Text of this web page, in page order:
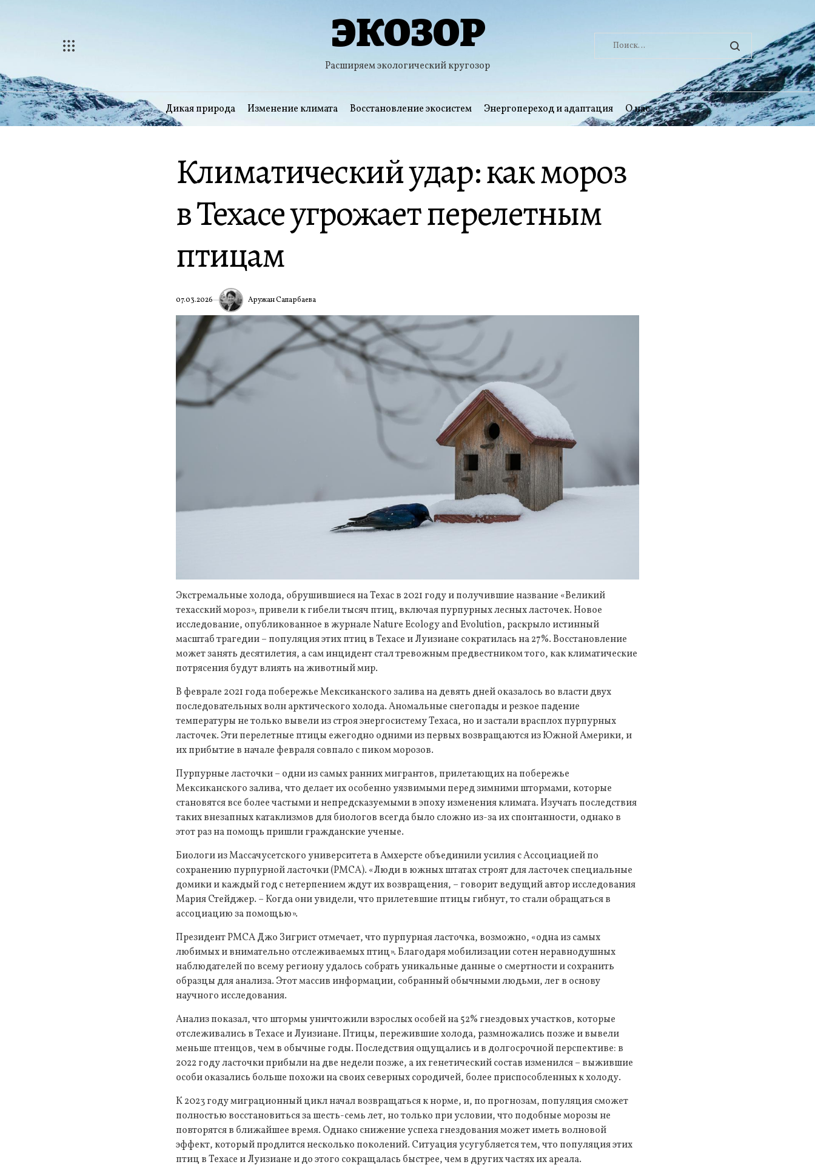
ЭКОЗОР
Расширяем экологический кругозор
Найти:
Дикая природа Изменение климата Восстановление экосистем Энергопереход и адаптация О нас
Климатический удар: как мороз
в Техасе угрожает перелетным
птицам
07.03.2026 Аружан Сапарбаева
Экстремальные холода, обрушившиеся на Техас в 2021 году и получившие название «Великий
техасский мороз», привели к гибели тысяч птиц, включая пурпурных лесных ласточек. Новое
исследование, опубликованное в журнале Nature Ecology and Evolution, раскрыло истинный
масштаб трагедии – популяция этих птиц в Техасе и Луизиане сократилась на 27%. Восстановление
может занять десятилетия, а сам инцидент стал тревожным предвестником того, как климатические
потрясения будут влиять на животный мир.
В феврале 2021 года побережье Мексиканского залива на девять дней оказалось во власти двух
последовательных волн арктического холода. Аномальные снегопады и резкое падение
температуры не только вывели из строя энергосистему Техаса, но и застали врасплох пурпурных
ласточек. Эти перелетные птицы ежегодно одними из первых возвращаются из Южной Америки, и
их прибытие в начале февраля совпало с пиком морозов.
Пурпурные ласточки – одни из самых ранних мигрантов, прилетающих на побережье
Мексиканского залива, что делает их особенно уязвимыми перед зимними штормами, которые
становятся все более частыми и непредсказуемыми в эпоху изменения климата. Изучать последствия
таких внезапных катаклизмов для биологов всегда было сложно из-за их спонтанности, однако в
этот раз на помощь пришли гражданские ученые.
Биологи из Массачусетского университета в Амхерсте объединили усилия с Ассоциацией по
сохранению пурпурной ласточки (PMCA). «Люди в южных штатах строят для ласточек специальные
домики и каждый год с нетерпением ждут их возвращения, – говорит ведущий автор исследования
Мария Стейджер. – Когда они увидели, что прилетевшие птицы гибнут, то стали обращаться в
ассоциацию за помощью».
Президент PMCA Джо Зигрист отмечает, что пурпурная ласточка, возможно, «одна из самых
любимых и внимательно отслеживаемых птиц». Благодаря мобилизации сотен неравнодушных
наблюдателей по всему региону удалось собрать уникальные данные о смертности и сохранить
образцы для анализа. Этот массив информации, собранный обычными людьми, лег в основу
научного исследования.
Анализ показал, что штормы уничтожили взрослых особей на 52% гнездовых участков, которые
отслеживались в Техасе и Луизиане. Птицы, пережившие холода, размножались позже и вывели
меньше птенцов, чем в обычные годы. Последствия ощущались и в долгосрочной перспективе: в
2022 году ласточки прибыли на две недели позже, а их генетический состав изменился – выжившие
особи оказались больше похожи на своих северных сородичей, более приспособленных к холоду.
К 2023 году миграционный цикл начал возвращаться к норме, и, по прогнозам, популяция сможет
полностью восстановиться за шесть-семь лет, но только при условии, что подобные морозы не
повторятся в ближайшее время. Однако снижение успеха гнездования может иметь волновой
эффект, который продлится несколько поколений. Ситуация усугубляется тем, что популяция этих
птиц в Техасе и Луизиане и до этого сокращалась быстрее, чем в других частях их ареала.